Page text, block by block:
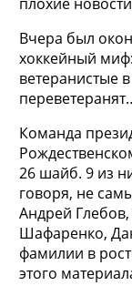
Вчера был
хоккейный
ветеранистые
Команда
26 шайб. 9 из
говоря, не
Андрей
Шафаренко,
фамилии в
этого